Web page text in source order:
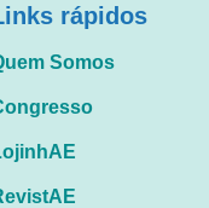
rápidos
Somos